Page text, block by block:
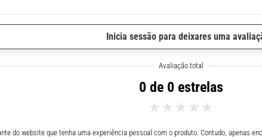
Inicia sessão para deixares uma
0 de 0 estrelas
do website que tenha uma experiência pessoal com o produto. Contudo, apenas